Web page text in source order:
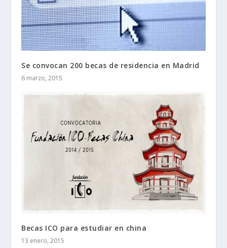
Se convocan 200 becas de residencia en Madrid
6 marzo, 2015
Becas ICO para estudiar en china
13 enero, 2015